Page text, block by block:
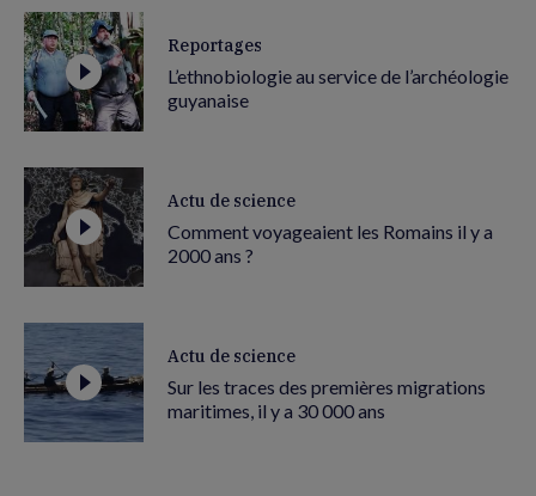
Reportages
L’ethnobiologie au service de l’archéologie
guyanaise
Actu de science
Comment voyageaient les Romains il y a
2000 ans ?
Actu de science
Sur les traces des premières migrations
maritimes, il y a 30 000 ans